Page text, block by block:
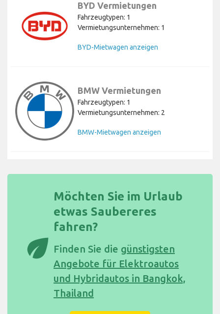
BYD Vermietungen
Fahrzeugtypen: 1
Vermietungsunternehmen: 1
BYD-Mietwagen anzeigen
BMW Vermietungen
Fahrzeugtypen: 1
Vermietungsunternehmen: 2
BMW-Mietwagen anzeigen
eco
Möchten Sie im Urlaub
etwas Saubereres
fahren?
Finden Sie die günstigsten
Angebote für Elektroautos
und Hybridautos in Bangkok,
Thailand